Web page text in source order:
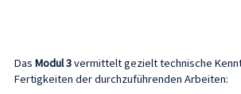
Das Modul 3vermittelt gezielt technische
Fertigkeiten der durchzuführenden Arbeiten: